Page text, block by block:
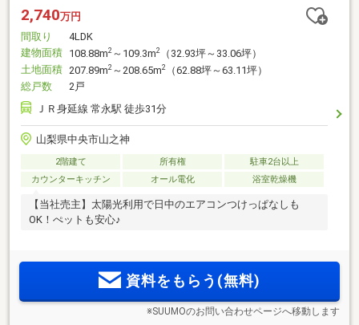
2,740万円
間取り
4LDK
建物面積 108.88m2 ～109.3m2
（32.93坪～33.06坪）
土地面積 207.89m2 ～208.65m2
（62.88坪～63.11坪）
総戸数
2戸
ＪＲ身延線 常永駅 徒歩31分
山梨県中央市山之神
2階建て 所有権
駐車2台以上
カウンターキッチン
オール電化 浴室乾燥機
【当社売主】太陽光利用で日中のエアコンつけっぱなしも
OK！ぺットも安心♪
資料をもらう(無料)
※SUUMOのお問い合わせページへ移動します